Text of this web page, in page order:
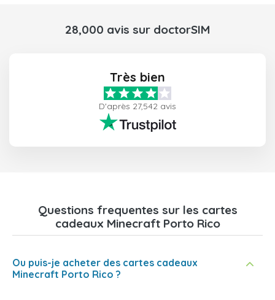
28,000 avis sur doctorSIM
Très bien
D'après 27,542 avis
Questions frequentes sur les cartes
cadeaux Minecraft Porto Rico
Ou puis-je acheter des cartes cadeaux
Minecraft Porto Rico ?